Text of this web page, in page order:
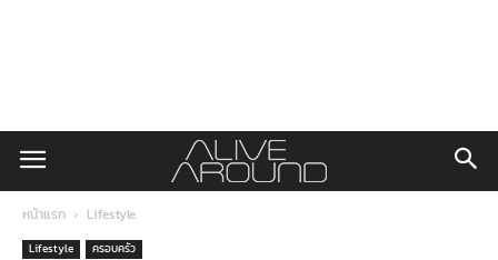
หน้าแรก Lifestyle
Lifestyle ครอบครัว